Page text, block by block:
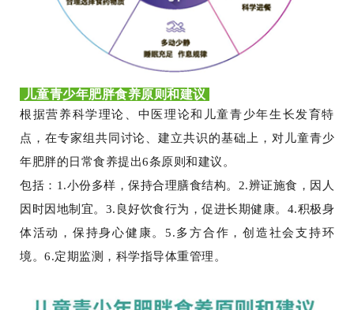
儿童青少年肥胖食养原则和建议
根据营养科学理论、中医理论和儿童青少年生长发育特
点，在专家组共同讨论、建立共识的基础上，对儿童青少
年肥胖的日常食养提出6条原则和建议。
包括：1.小份多样，保持合理膳食结构。2.辨证施食，因人
因时因地制宜。3.良好饮食行为，促进长期健康。4.积极身
体活动，保持身心健康。5.多方合作，创造社会支持环
境。6.定期监测，科学指导体重管理。